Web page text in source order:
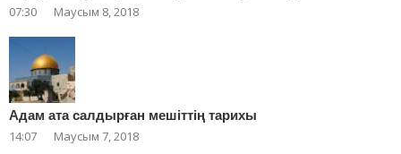
07:30 Маусым 8, 2018
Адам ата салдырған мешіттің тарихы
14:07 Маусым 7, 2018